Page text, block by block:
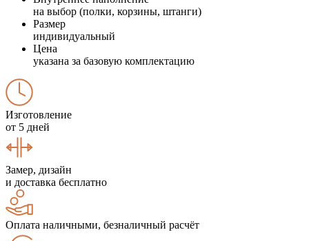
на выбор (полки, корзины, штанги)
Размер
индивидуальный
Цена
указана за базовую комплектацию
Изготовление
от 5 дней
Замер, дизайн
и доставка бесплатно
Оплата наличными, безналичный расчёт